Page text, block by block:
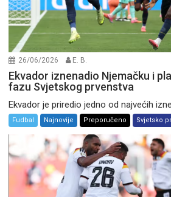
26/06/2026 E. B.
Ekvador iznenadio Njemačku i
fazu Svjetskog prvenstva
Ekvador je priredio jedno od najvećih
Fudbal Najnovije Preporučeno Svjetsko